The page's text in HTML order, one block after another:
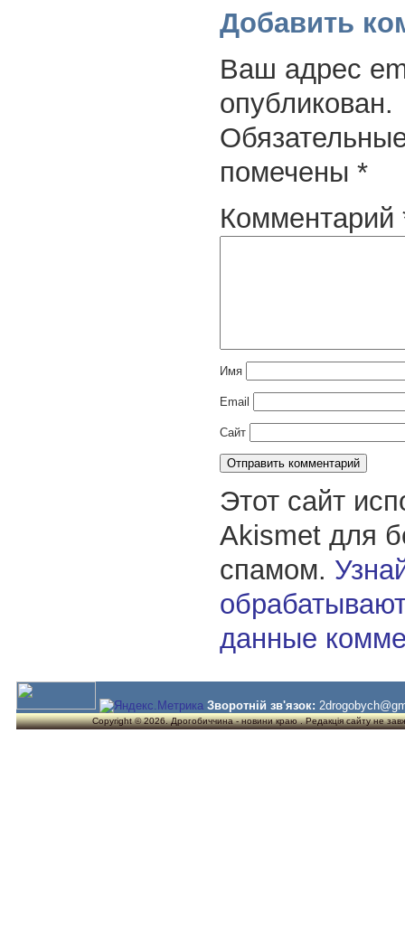
Добавить
Ваш адрес
опубликован.
помечены *
Комментарий
Имя
Email
Сайт
Этот сайт
Akismet для
спамом.
данные
Зворотній зв'язок:
Copyright © 2026. Дрогобиччина - новини краю . Редакція сайту не